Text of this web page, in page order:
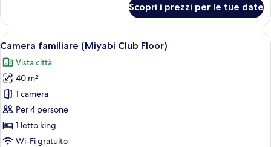
Club,
ad
angolo
Club
Floor)
Scopri i prezzi per le tue date
Apri
tutte
le
foto
per
Camera
familiare
(Miyabi
Una camera d'albergo moderna con
24
Camera familiare (Miyabi Club Floor)
Vista città
40 m²
1 camera
Per 4 persone
1 letto king
Wi-Fi gratuito